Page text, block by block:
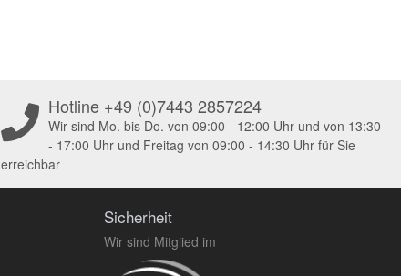
Hotline +49 (0)7443 2857224
Wir sind Mo. bis Do. von 09:00 - 12:00 Uhr und von 13:30
- 17:00 Uhr und Freitag von 09:00 - 14:30 Uhr für Sie
erreichbar
Sicherheit
Wir sind Mitglied im